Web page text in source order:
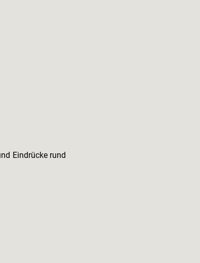
Eindrücke rund